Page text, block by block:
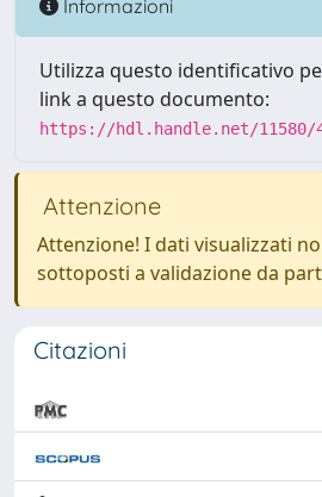
Informazioni
Utilizza questo identificativo
link a questo documento:
https://hdl.handle.net/11580/
Attenzione
Attenzione! I dati visualizzati
sottoposti a validazione da
Citazioni